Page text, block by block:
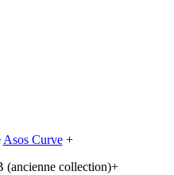
Asos Curve+
(ancienne collection)+